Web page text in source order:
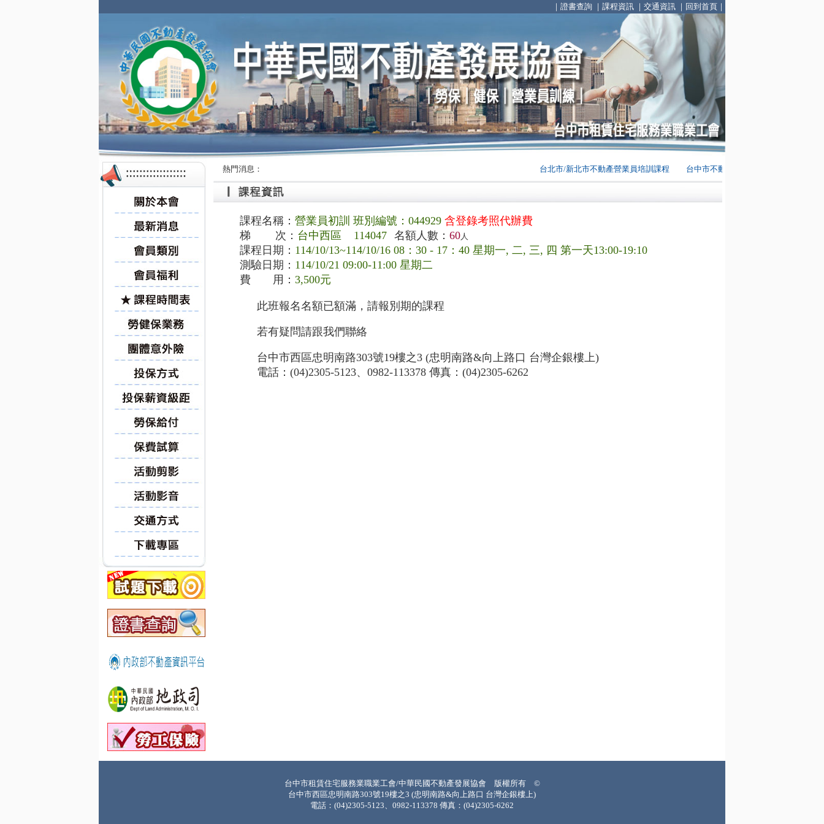
｜ 證書查詢 ｜ 課程資訊 ｜ 交通資訊 ｜ 回到首頁 ｜
熱門消息： 台北市/新北市不動產營業員培訓課程 台中市不動產營業員證照取得新複訓課程
課程名稱： 營業員初訓 班別編號：044929 含登錄考照代辦費
梯 次： 台中西區 114047 名額人數： 60人
課程日期： 114/10/13~114/10/16 08：30 - 17：40 星期一, 二, 三, 四 第一天13:00-19:10
測驗日期： 114/10/21 09:00-11:00 星期二
費 用： 3,500元
此班報名名額已額滿，請報別期的課程
若有疑問請跟我們聯絡
台中市西區忠明南路303號19樓之3 (忠明南路&向上路口 台灣企銀樓上)
電話：(04)2305-5123、0982-113378 傳真：(04)2305-6262
台中市租賃住宅服務業職業工會/中華民國不動產發展協會 版權所有 ©
台中市西區忠明南路303號19樓之3 (忠明南路&向上路口 台灣企銀樓上)
電話：(04)2305-5123、0982-113378 傳真：(04)2305-6262